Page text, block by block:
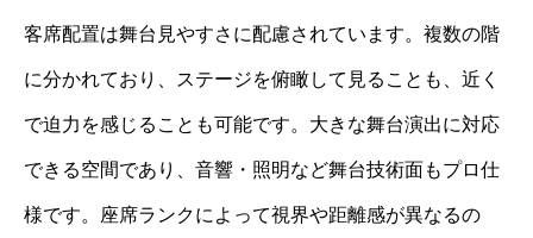
客席配置は舞台見やすさに配慮されています。複数の階
に分かれており、ステージを俯瞰して見ることも、近く
で迫力を感じることも可能です。大きな舞台演出に対応
できる空間であり、音響・照明など舞台技術面もプロ仕
様です。座席ランクによって視界や距離感が異なるの